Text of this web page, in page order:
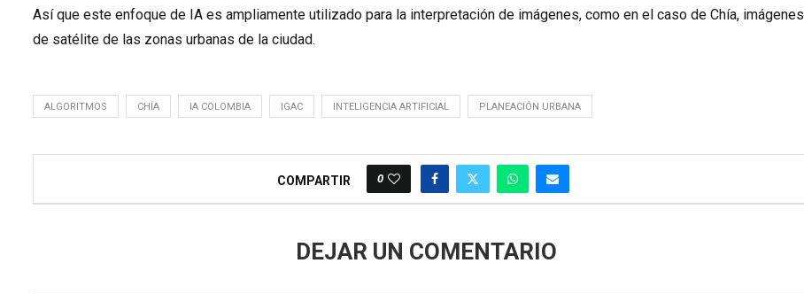
Así que este enfoque de IA es ampliamente utilizado para la interpretación de imágenes, como en el caso de Chía, imágenes
de satélite de las zonas urbanas de la ciudad.
ALGORITMOS CHÍA IA COLOMBIA IGAC INTELIGENCIA ARTIFICIAL PLANEACIÓN URBANA
COMPARTIR 0
DEJAR UN COMENTARIO